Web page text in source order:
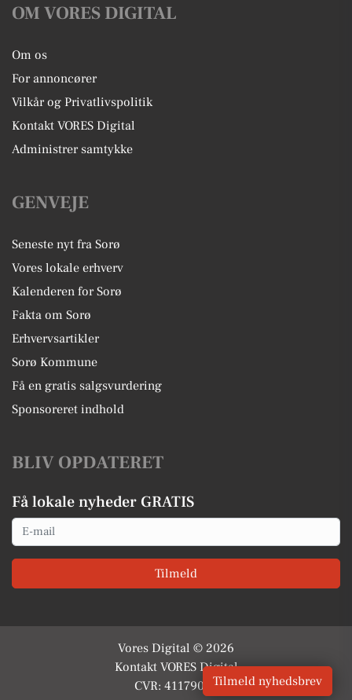
OM VORES DIGITAL
Om os
For annoncører
Vilkår og Privatlivspolitik
Kontakt VORES Digital
Administrer samtykke
GENVEJE
Seneste nyt fra Sorø
Vores lokale erhverv
Kalenderen for Sorø
Fakta om Sorø
Erhvervsartikler
Sorø Kommune
Få en gratis salgsvurdering
Sponsoreret indhold
BLIV OPDATERET
Få lokale nyheder GRATIS
Email
Tilmeld
Vores Digital © 2026
Kontakt VORES Digital
CVR: 41179082Tilmeld nyhedsbrev